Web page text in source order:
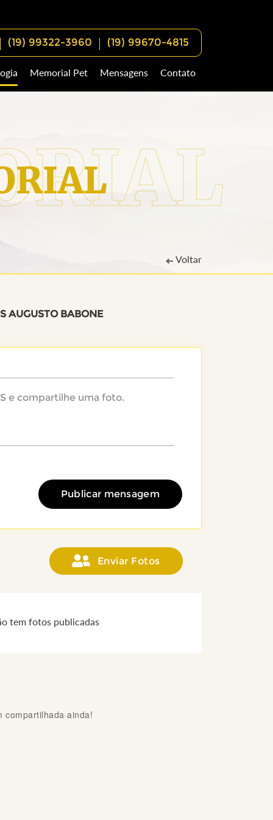
(19) 99322-3960 (19) 99670-4815
Memorial Pet Mensagens Contato
Voltar
AUGUSTO BABONE
Publicar mensagem
Enviar Fotos
tem fotos publicadas
compartilhada ainda!